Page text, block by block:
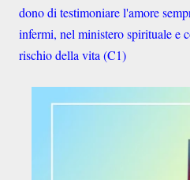
dono di testimoniare l'amore
infermi, nel ministero spirituale e
rischio della vita (C1)